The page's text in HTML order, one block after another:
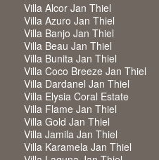
Villa Alcor Jan Thiel
Villa Azuro Jan Thiel
Villa Banjo Jan Thiel
Villa Beau Jan Thiel
Villa Bunita Jan Thiel
Villa Coco Breeze Jan Thiel
Villa Dardanel Jan Thiel
Villa Elysia Coral Estate
Villa Flame Jan Thiel
Villa Gold Jan Thiel
Villa Jamila Jan Thiel
Villa Karamela Jan Thiel